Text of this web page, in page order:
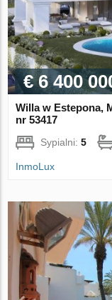
€ 6 400
Willa w Estepona,
nr 53417
Sypialni:5
InmoLux